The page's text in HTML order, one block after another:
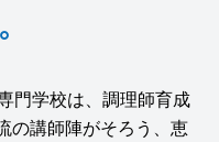
門学校は、調理師育成
の講師陣がそろう、恵